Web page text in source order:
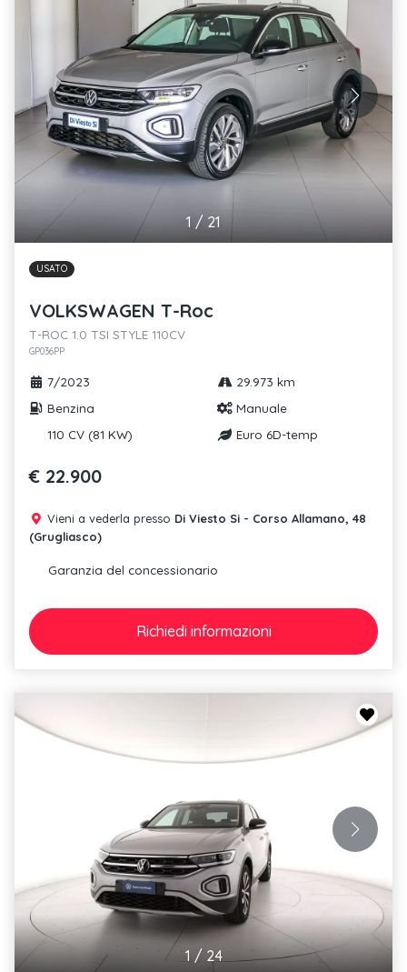
1 / 21
USATO
VOLKSWAGEN T-Roc
T-ROC 1.0 TSI STYLE 110CV
GP036PP
7/2023
29.973 km
Benzina
Manuale
110 CV (81 KW)
Euro 6D-temp
€ 22.900
Vieni a vederla presso Di Viesto Si - Corso Allamano, 48
(Grugliasco)
Garanzia del concessionario
Richiedi informazioni
1 / 24